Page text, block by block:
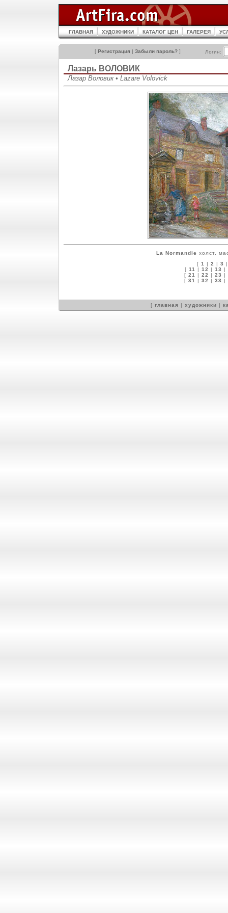
ГЛАВНАЯ ХУДОЖНИКИ КАТАЛОГ ЦЕН ГАЛЕРЕЯ
[ Регистрация | Забыли пароль? ] Логин:
Лазарь ВОЛОВИК
Лазар Воловик • Lazare Volovick
La Normandie холст,
[ 1 | 2 | 3
[ 11 | 12 | 13 |
[ 21 | 22 | 23
|
[ 31 | 32 | 33 |
[ главная | художники |